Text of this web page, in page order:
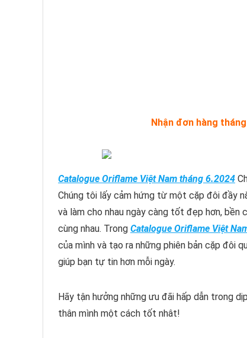
Nhận đơn hàng
Catalogue Oriflame Việt Nam tháng 6.2024
Chúng tôi lấy cảm hứng từ một cặp đôi đầy
và làm cho nhau ngày càng tốt đẹp hơn, bền
cùng nhau. Trong Catalogue Oriflame Việt
của mình và tạo ra những phiên bản cặp đôi
giúp bạn tự tin hơn mỗi ngày.
Hãy tận hưởng những ưu đãi hấp dẫn trong
thân mình một cách tốt nhât!